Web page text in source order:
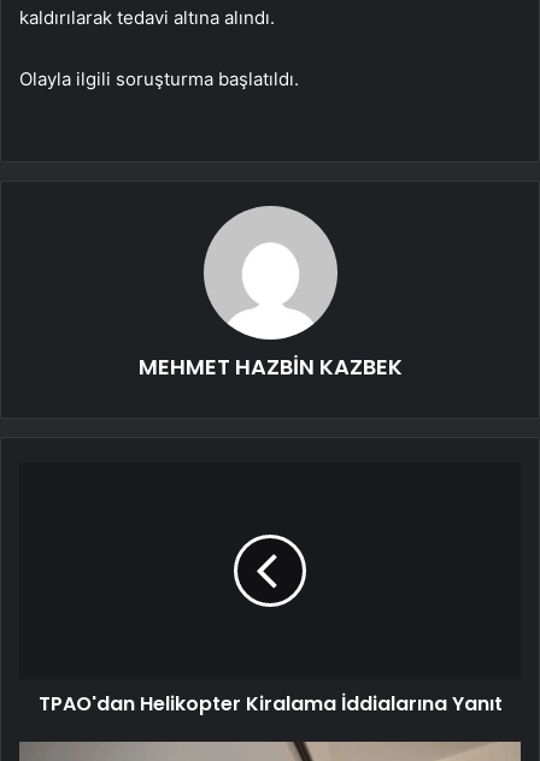
kaldırılarak tedavi altına alındı.
Olayla ilgili soruşturma başlatıldı.
MEHMET HAZBİN KAZBEK
TPAO'dan Helikopter Kiralama İddialarına Yanıt